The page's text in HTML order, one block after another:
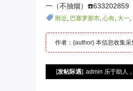
一（不抽烟）☎️633202859
附近, 巴塞罗那市, 心有, 大一,
作者：{author} 本信息收集
[发帖际遇]: admin 乐于助人